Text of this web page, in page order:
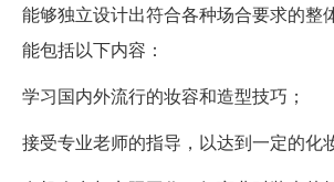
能够独立设计出符合各种场合要求的整
能包括以下内容：
学习国内外流行的妆容和造型技巧；
接受专业老师的指导，以达到一定的化